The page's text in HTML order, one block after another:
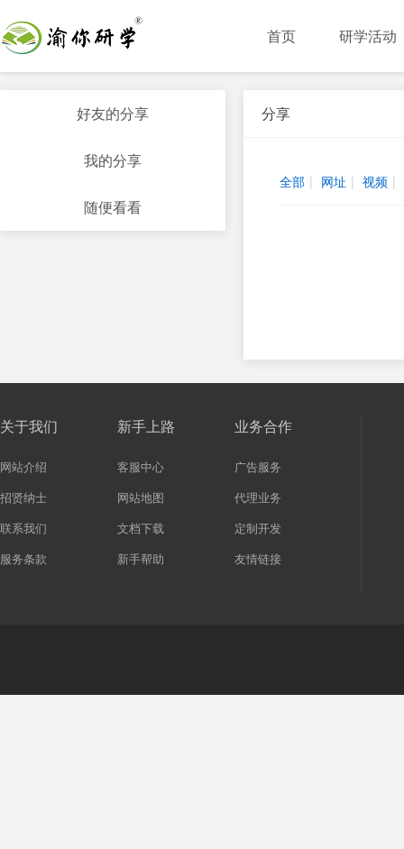
首页 研学活动
好友的分享
我的分享
随便看看
分享
全部 | 网址 | 视频 |
关于我们
网站介绍
招贤纳士
联系我们
服务条款
新手上路
客服中心
网站地图
文档下载
新手帮助
业务合作
广告服务
代理业务
定制开发
友情链接